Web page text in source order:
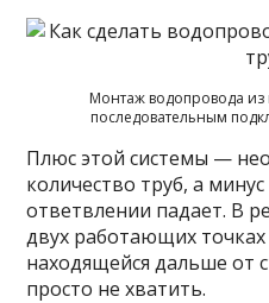
Монтаж водопровода
последовательным
Плюс этой системы —
количество труб, а
ответвлении падает. В
двух работающих
находящейся дальше от
просто не хватить.